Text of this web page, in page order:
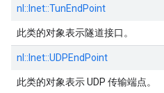
nl:: Inet::TunEndPoint
此类的对象表示隧道接口。
nl:: Inet::UDPEndPoint
此类的对象表示 UDP 传输端点。